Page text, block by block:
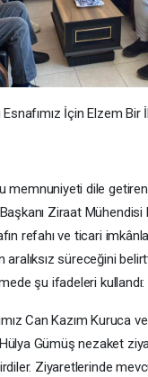
İçin Elzem Bir
memnuniyeti dile
Ziraat
refahı ve ticari
aralıksız süreceğini
şu ifadeleri kullandı:
Can Kazım Kuruca
Hülya Gümüş nezaket
Ziyaretlerinde